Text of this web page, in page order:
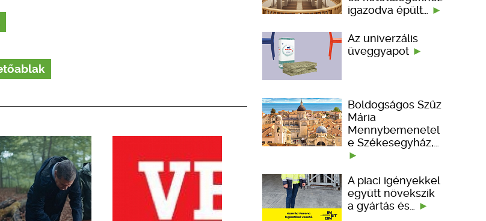
igazodva épült…
Az univerzális
üveggyapot
Boldogságos Szűz
Mária
Mennybemenetel
e Székesegyház,…
A piaci igényekkel
együtt növekszik
a gyártás és…